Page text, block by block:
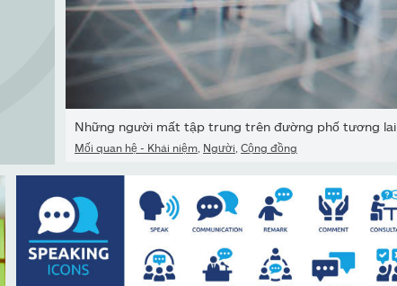
Những người mất tập trung trên đường phố tương lai
Mối quan hệ - Khái niệm Người Cộng đồng